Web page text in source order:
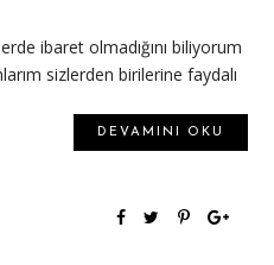
ibaret olmadığını biliyorum
sizlerden birilerine faydalı
DEVAMINI OKU